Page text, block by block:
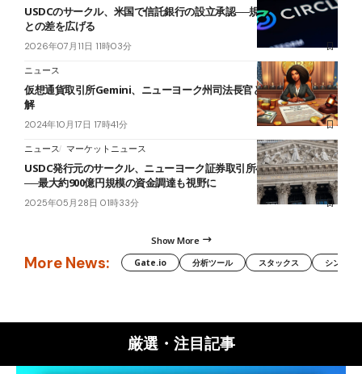
USDCのサークル、米国で信託銀行の設立承認──規制準拠でテザー
との差を広げる
2026年07月11日 11時03分
ニュース
仮想通貨取引所Gemini、ニューヨーク州司法長官と5,000万ドルで和
解
2024年10月17日 17時41分
ニュース マーケットニュース
USDC発行元のサークル、ニューヨーク証券取引所へのIPOを申請
──最大約900億円規模の資金調達も視野に
2025年05月28日 01時33分
Show More
More News: Gate.io 分析ツール スタックス シンボル
厳選・注目記事